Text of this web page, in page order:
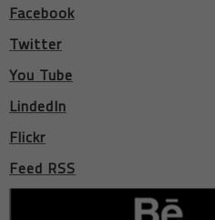
Facebook
Twitter
You Tube
LindedIn
Flickr
Feed RSS